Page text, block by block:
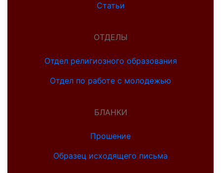
Статьи
ОТДЕЛЫ
Отдел религиозного образования
Отдел по работе с молодежью
БЛАНКИ
Прошение
Образец исходящего письма